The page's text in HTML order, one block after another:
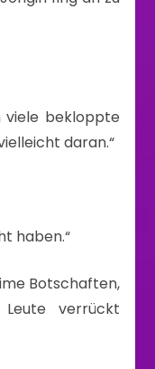
viele bekloppte
daran.“
haben.“
Botschaften,
verrückt